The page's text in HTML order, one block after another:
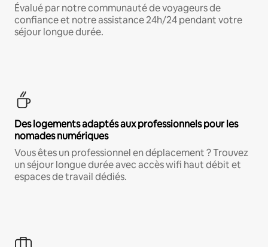
Évalué par notre communauté de voyageurs de
confiance et notre assistance 24h/24 pendant votre
séjour longue durée.
Des logements adaptés aux professionnels pour les
nomades numériques
Vous êtes un professionnel en déplacement ? Trouvez
un séjour longue durée avec accès wifi haut débit et
espaces de travail dédiés.